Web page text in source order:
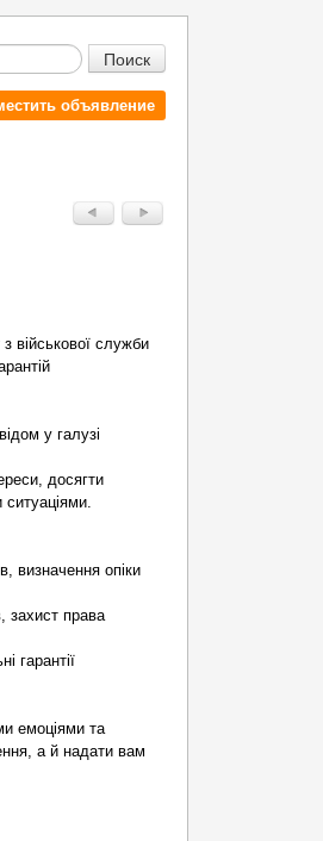
Поиск
объявление
військової служби
у галузі
досягти
визначення опіки
захист права
гарантії
емоціями та
а й надати вам